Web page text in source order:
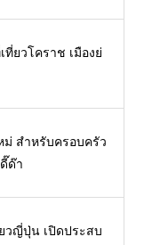
ที่ยวโคราช เมืองย่
ม่ สำหรับครอบครัว
ด๊า
วญี่ปุ่น เปิดประสบ